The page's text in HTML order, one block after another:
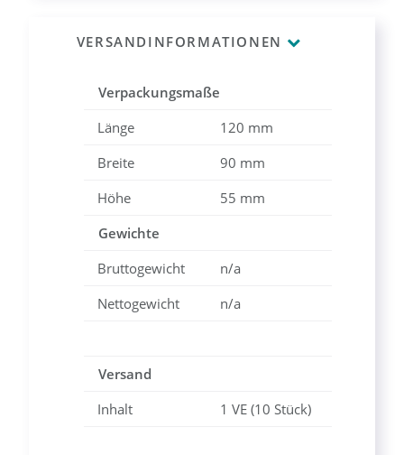
VERSANDINFORMATIONEN
Verpackungsmaße
Länge
120 mm
Breite
90 mm
Höhe
55 mm
Gewichte
Bruttogewicht
n/a
Nettogewicht
n/a
Versand
Inhalt
1 VE (10 Stück)